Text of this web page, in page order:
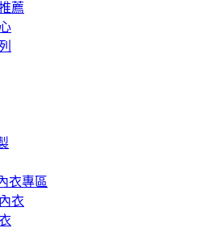
薦
衣專區
衣